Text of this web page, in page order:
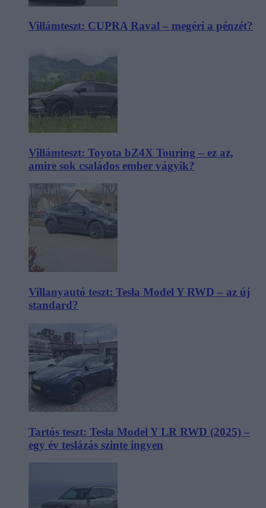
Villámteszt: CUPRA Raval – megéri a pénzét?
Villámteszt: Toyota bZ4X Touring – ez az,
amire sok családos ember vágyik?
Villanyautó teszt: Tesla Model Y RWD – az új
standard?
Tartós teszt: Tesla Model Y LR RWD (2025) –
egy év teslázás szinte ingyen